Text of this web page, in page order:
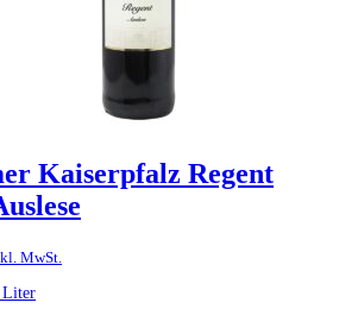
Kaiserpfalz Regent
MwSt.
Liter